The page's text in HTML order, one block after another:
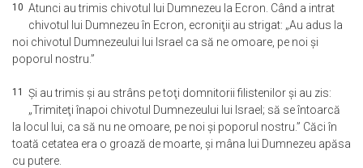
10 Atunci au trimis chivotul lui Dumnezeu la Ecron. Când a intrat
chivotul lui Dumnezeu în Ecron, ecroniţii au strigat: „Au adus la
noi chivotul Dumnezeului lui Israel ca să ne omoare, pe noi şi
poporul nostru.”
11 Şi au trimis şi au strâns pe toţi domnitorii filistenilor şi au zis:
„Trimiteţi înapoi chivotul Dumnezeului lui Israel; să se întoarcă
la locul lui, ca să nu ne omoare, pe noi şi poporul nostru.” Căci în
toată cetatea era o groază de moarte, şi mâna lui Dumnezeu apăsa
cu putere.